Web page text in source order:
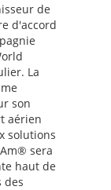
de
d'accord
La
son
aérien
solutions
sera
haut de
des